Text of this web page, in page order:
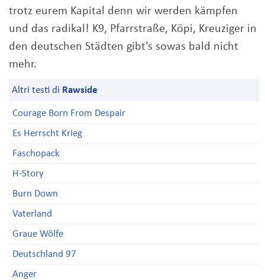
trotz eurem Kapital denn wir werden kämpfen
und das radikal! K9, Pfarrstraße, Köpi, Kreuziger in
den deutschen Städten gibt's sowas bald nicht
mehr.
Altri testi di Rawside
Courage Born From Despair
Es Herrscht Krieg
Faschopack
H-Story
Burn Down
Vaterland
Graue Wölfe
Deutschland 97
Anger